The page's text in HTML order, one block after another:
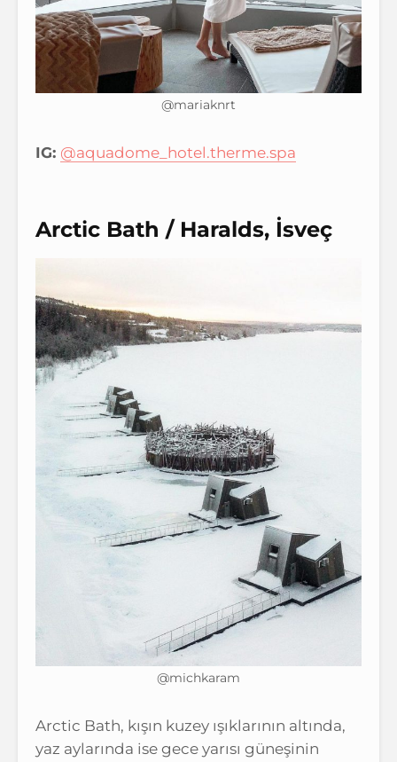
@mariaknrt
IG: @aquadome_hotel.therme.spa
Arctic Bath / Haralds, İsveç
@michkaram
Arctic Bath, kışın kuzey ışıklarının altında,
yaz aylarında ise gece yarısı güneşinin